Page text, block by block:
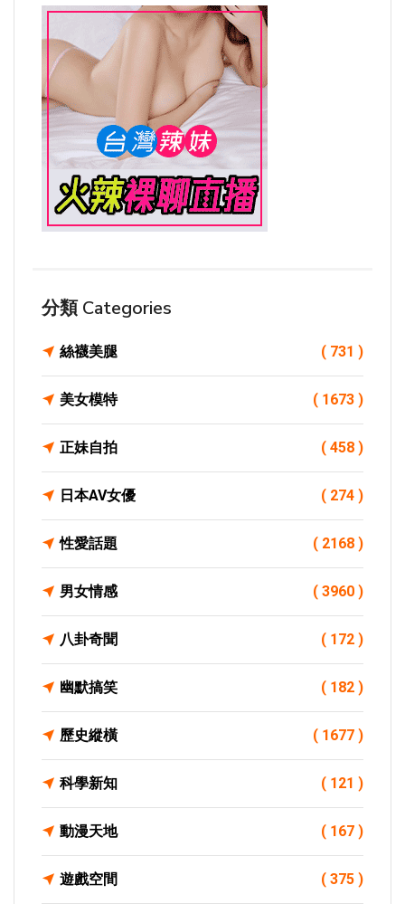
分類 Categories
絲襪美腿 ( 731 )
美女模特 ( 1673 )
正妹自拍 ( 458 )
日本AV女優 ( 274 )
性愛話題 ( 2168 )
男女情感 ( 3960 )
八卦奇聞 ( 172 )
幽默搞笑 ( 182 )
歷史縱橫 ( 1677 )
科學新知 ( 121 )
動漫天地 ( 167 )
遊戲空間 ( 375 )